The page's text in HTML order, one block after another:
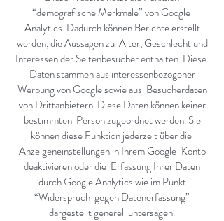
“demografische Merkmale” von Google
Analytics. Dadurch können Berichte erstellt
werden, die Aussagen zu Alter, Geschlecht und
Interessen der Seitenbesucher enthalten. Diese
Daten stammen aus interessenbezogener
Werbung von Google sowie aus Besucherdaten
von Drittanbietern. Diese Daten können keiner
bestimmten Person zugeordnet werden. Sie
können diese Funktion jederzeit über die
Anzeigeneinstellungen in Ihrem Google-Konto
deaktivieren oder die Erfassung Ihrer Daten
durch Google Analytics wie im Punkt
“Widerspruch gegen Datenerfassung”
dargestellt generell untersagen.